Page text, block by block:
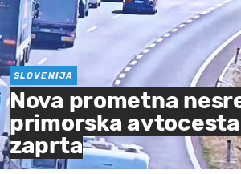
SLOVENIJA
Nova prometna
primorska
zaprta